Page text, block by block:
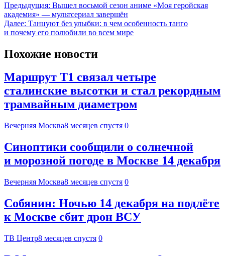
Предыдущая: Вышел восьмой сезон аниме «Моя геройская
академия» — мультсериал завершён
Далее: Танцуют без улыбки: в чем особенность танго
и почему его полюбили во всем мире
Похожие новости
Маршрут Т1 связал четыре
сталинские высотки и стал рекордным
трамвайным диаметром
Вечерняя Москва8 месяцев спустя 0
Синоптики сообщили о солнечной
и морозной погоде в Москве 14 декабря
Вечерняя Москва8 месяцев спустя 0
Собянин: Ночью 14 декабря на подлёте
к Москве сбит дрон ВСУ
ТВ Центр8 месяцев спустя 0